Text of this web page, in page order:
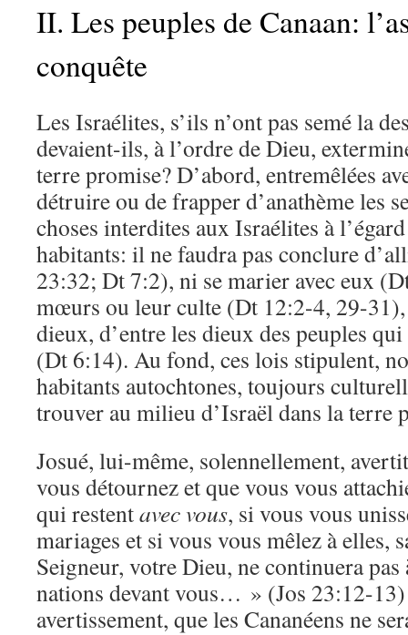
II. Les peuples de Canaan:
conquête
Les Israélites, s’ils n’ont pas semé la
devaient-ils, à l’ordre de Dieu,
terre promise? D’abord, entremêlées
détruire ou de frapper d’anathème les
choses interdites aux Israélites à
habitants: il ne faudra pas conclure
23:32; Dt 7:2), ni se marier avec eux
mœurs ou leur culte (Dt 12:2-4, 29-31),
dieux, d’entre les dieux des peuples
(Dt 6:14). Au fond, ces lois stipulent,
habitants autochtones, toujours
trouver au milieu d’Israël dans la terre
Josué, lui-même, solennellement,
vous détournez et que vous vous
qui restentavec vous, si vous vous
mariages et si vous vous mêlez à elles,
Seigneur, votre Dieu, ne continuera pas
nations devant vous… » (Jos 23:12-
avertissement, que les Cananéens ne